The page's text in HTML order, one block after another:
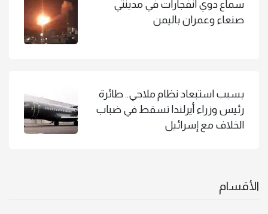
سماع دوي انفجارات في مدينتي
صنعاء وعمران باليمن
بسبب استبعاد نظام ملاحي.. طائرة
رئيس وزراء أيرلندا تسقط في ضباب
الخلاف مع إسرائيل
الأقسام